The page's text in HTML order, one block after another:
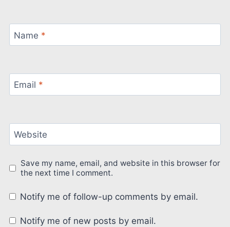
Name *
Email *
Website
Save my name, email, and website in this browser for
the next time I comment.
Notify me of follow-up comments by email.
Notify me of new posts by email.